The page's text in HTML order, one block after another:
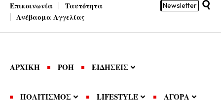
Επικοινωνία
Ταυτότητα
Ανέβασμα Αγγελίας
Newsletter
ΑΡΧΙΚΗ ΡΟΗ ΕΙΔΗΣΕΙΣ
ΠΟΛΙΤΙΣΜΟΣ LIFESTYLE ΑΓΟΡΑ